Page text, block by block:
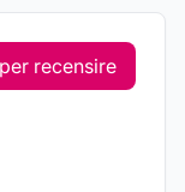
recensire